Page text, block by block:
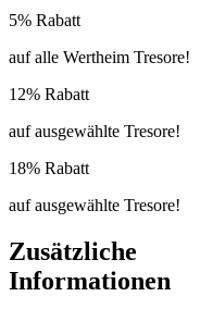
5% Rabatt
auf alle Wertheim Tresore!
12% Rabatt
auf ausgewählte Tresore!
18% Rabatt
auf ausgewählte Tresore!
Zusätzliche
Informationen